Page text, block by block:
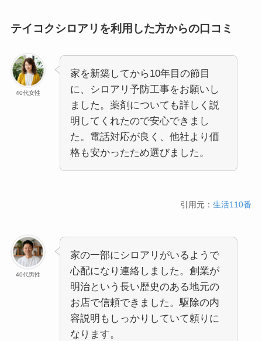
テイコクシロアリを利用した方からの口コミ
40代女性
家を新築してから10年目の節目
に、シロアリ予防工事をお願いし
ました。薬剤についても詳しく説
明してくれたので安心できまし
た。電話対応が良く、他社より価
格も安かったため選びました。
引用元：生活110番
40代男性
家の一部にシロアリがいるようで
心配になり連絡しました。創業が
明治という長い歴史のある地元の
お店で信頼できました。駆除の内
容説明もしっかりしていて頼りに
なります。